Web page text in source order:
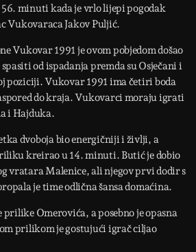
minuti kada je vrlo lijepi pogodak
Vukovaraca Jakov Puljić.
Vukovar 1991 je ovom pobjedom došao
spasiti od ispadanja premda su Osječani i
poziciji. Vukovar 1991 ima četiri boda
do kraja. Vukovarci moraju igrati
i Hajduka.
dvoboja bio energičniji i življi, a
kreirao u 14. minuti. Butić je dobio
vratara Malenice, ali njegov prvi dodir s
je time odlična šansa domaćina.
prilike Omerovića, a posebno je opasna
prilikom je gostujući igrač ciljao